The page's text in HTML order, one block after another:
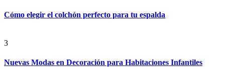
Cómo elegir el colchón perfecto para tu espalda
3
Nuevas Modas en Decoración para Habitaciones Infantiles